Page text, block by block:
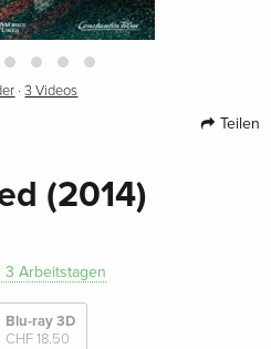
·3 Videos
Teilen
(2014)
3 Arbeitstagen
Blu-ray 3D
CHF 18.50